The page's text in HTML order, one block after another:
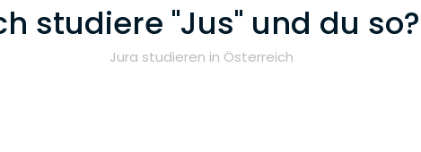
studiere "Jus" und du so?
Jura studieren in Österreich